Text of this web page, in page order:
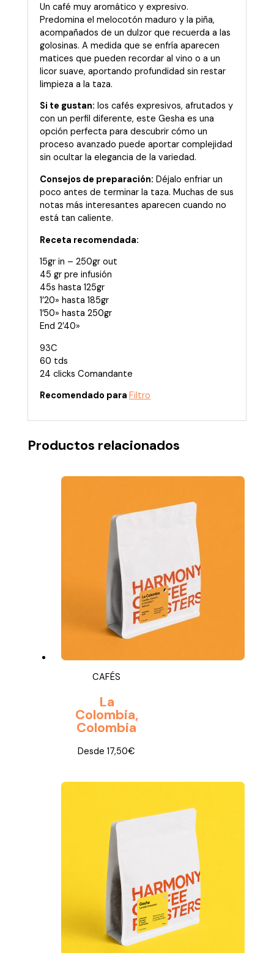
Un café muy aromático y expresivo.
Predomina el melocotón maduro y la piña,
acompañados de un dulzor que recuerda a las
golosinas. A medida que se enfría aparecen
matices que pueden recordar al vino o a un
licor suave, aportando profundidad sin restar
limpieza a la taza.
Si te gustan: los cafés expresivos, afrutados y
con un perfil diferente, este Gesha es una
opción perfecta para descubrir cómo un
proceso avanzado puede aportar complejidad
sin ocultar la elegancia de la variedad.
Consejos de preparación: Déjalo enfriar un
poco antes de terminar la taza. Muchas de sus
notas más interesantes aparecen cuando no
está tan caliente.
Receta recomendada:
15gr in – 250gr out
45 gr pre infusión
45s hasta 125gr
1’20» hasta 185gr
1’50» hasta 250gr
End 2’40»
93C
60 tds
24 clicks Comandante
Recomendado para Filtro
Productos relacionados
CAFÉS
La
Colombia,
Colombia
Desde17,50€